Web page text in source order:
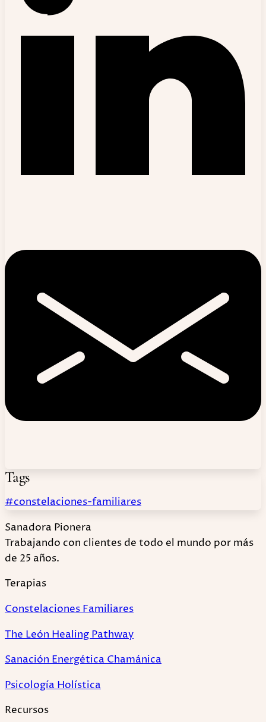
Tags
#constelaciones-familiares
Sanadora Pionera
Trabajando con clientes de todo el mundo por más
de 25 años.
Terapias
Constelaciones Familiares
The León Healing Pathway
Sanación Energética Chamánica
Psicología Holística
Recursos